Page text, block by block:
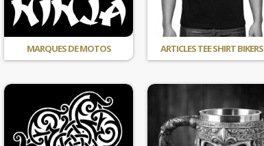
MARQUES DE MOTOS ARTICLES TEE SHIRT BIKERS